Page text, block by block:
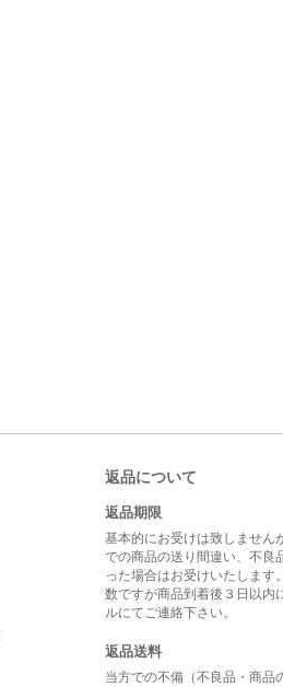
返品について
返品期限
基本的にお受けは致しません
での商品の送り間違い、不良
った場合はお受けいたします
数ですが商品到着後３日以内
ルにてご連絡下さい。
返品送料
当方での不備（不良品・商品